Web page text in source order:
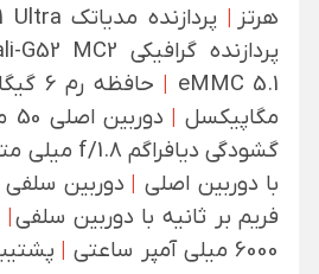
هرتز | پردازنده مدیاتک Helio G81 Ultra با معماری ساخت 12 نانومتری
پردازنده گرافیکی Mali-G52 MC2
eMMC 5.1
| حافظه رم 6 گیگابایت از نوع LPDDR4X
مگاپیکسل |
گشودگی دیافراگم f/1.8 میلی متر
با دوربین اصلی | دوربین سلفی 8 مگاپیکسلی
فریم بر ثانیه با دوربین سلفی|
6000 میلی آمپر ساعتی
|